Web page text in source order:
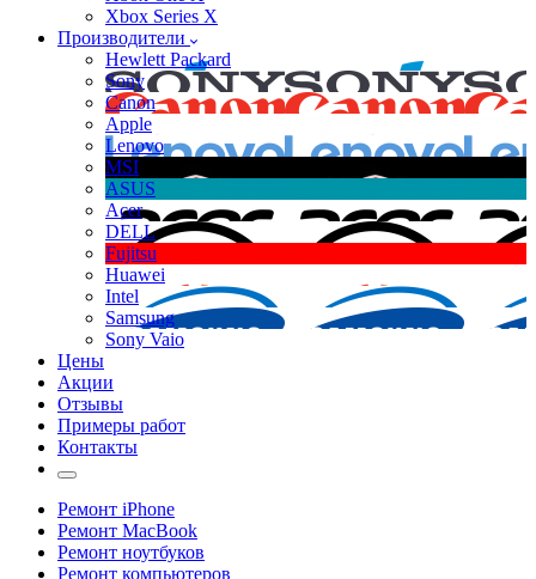
Xbox Series X
Производители
Hewlett Packard
Sony
Canon
Apple
Lenovo
MSI
ASUS
Acer
DELL
Fujitsu
Huawei
Intel
Samsung
Sony Vaio
Цены
Акции
Отзывы
Примеры работ
Контакты
Ремонт iPhone
Ремонт MacBook
Ремонт ноутбуков
Ремонт компьютеров